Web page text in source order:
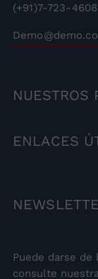
(+91)7-723-4608
NUESTROS
ENLACES
Puede darse de
consulte